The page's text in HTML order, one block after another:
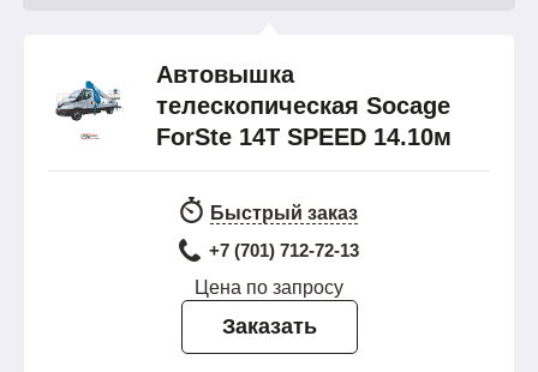
Автовышка
телескопическая Socage
ForSte 14T SPEED 14.10м
Быстрый заказ
+7 (701) 712-72-13
Цена по запросу
Заказать